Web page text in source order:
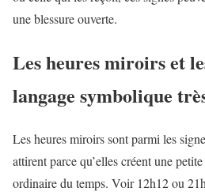
une blessure ouverte.
Les heures miroirs et
langage symbolique
Les heures miroirs sont parmi les
attirent parce qu’elles créent une
ordinaire du temps. Voir 12h12 ou